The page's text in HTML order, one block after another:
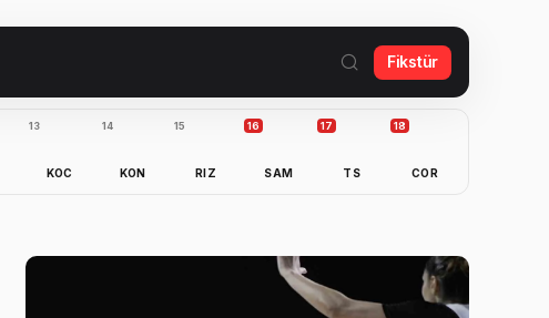
Fikstür
13
KOC
14
KON
15
RIZ
16
SAM
17
TS
18
COR